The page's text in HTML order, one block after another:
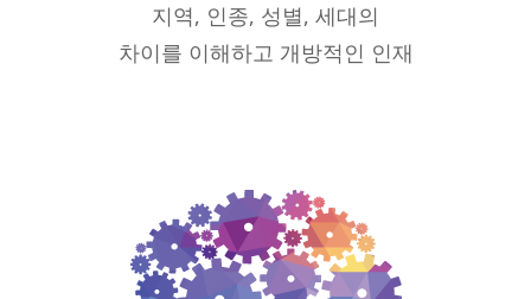
지역, 인종, 성별, 세대의
차이를 이해하고 개방적인 인재